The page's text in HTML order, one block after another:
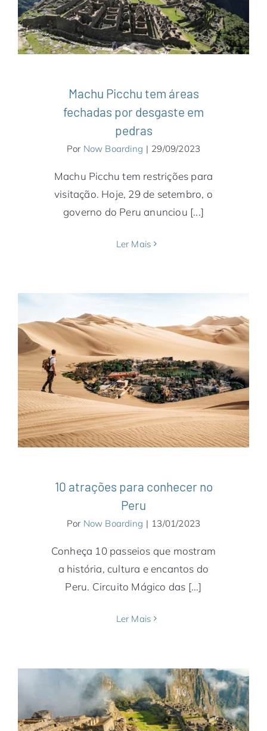
América do Sul Machu Picchu Notícias Peru
Machu Picchu tem áreas
fechadas por desgaste em
pedras
Por Now Boarding | 29/09/2023
Machu Picchu tem restrições para
visitação. Hoje, 29 de setembro, o
governo do Peru anunciou [...]
Ler Mais
10 atrações para conhecer no Peru
América do Sul Lima Machu Picchu Notícias
Peru
10 atrações para conhecer no
Peru
Por Now Boarding | 13/01/2023
Conheça 10 passeios que mostram
a história, cultura e encantos do
Peru. Circuito Mágico das [...]
Ler Mais